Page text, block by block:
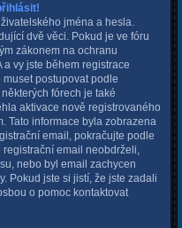
jména a hesla.
dvě věci. Pokud je ve fóru
zákonem na ochranu
vy jste během registrace
postupovat podle
fórech je také
aktivace nově registrovaného
Tato informace byla zobrazena
email, pokračujte podle
email neobdrželi,
nebo byl email zachycen
Pokud jste si jistí, že jste zadali
o pomoc kontaktovat